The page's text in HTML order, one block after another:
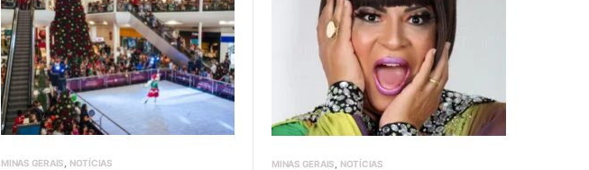
MINAS GERAIS NOTÍCIAS MINAS GERAIS NOTÍCIAS